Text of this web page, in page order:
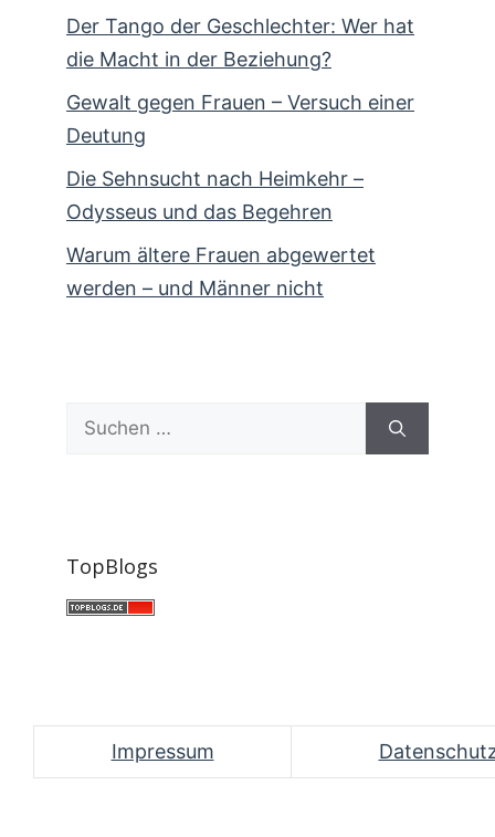
Der Tango der Geschlechter: Wer hat
die Macht in der Beziehung?
Gewalt gegen Frauen – Versuch einer
Deutung
Die Sehnsucht nach Heimkehr –
Odysseus und das Begehren
Warum ältere Frauen abgewertet
werden – und Männer nicht
Suchen
TopBlogs
Impressum